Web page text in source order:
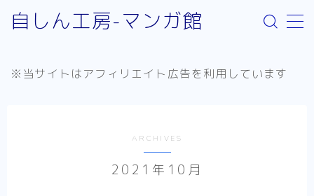
自しん工房-マンガ館
リンク：外部サイト
※当サイトはアフィリエイト広告を利用しています
ARCHIVES
2021年10月